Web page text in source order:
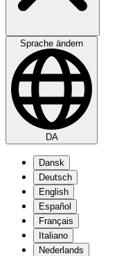
Sprache ändern
DA
Dansk
Deutsch
English
Español
Français
Italiano
Nederlands